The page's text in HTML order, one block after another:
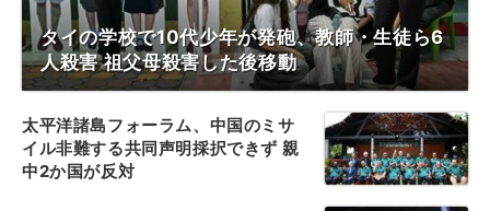
タイの学校で10代少年が発砲、教師・生徒ら6
人殺害 祖父母殺害した後移動
太平洋諸島フォーラム、中国のミサ
イル非難する共同声明採択できず 親
中2か国が反対